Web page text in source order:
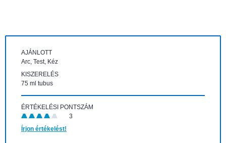
AJÁNLOTT
Arc, Test, Kéz
KISZERELÉS
75 ml tubus
ÉRTÉKELÉSI PONTSZÁM
3
Írjon értékelést!